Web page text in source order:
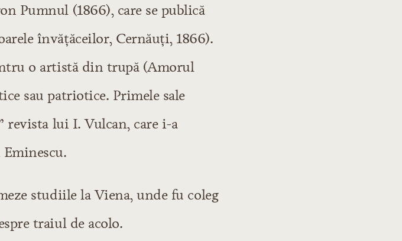
Pumnul (1866), care se publică
învăţăceilor, Cernăuţi, 1866).
o artistă din trupă (Amorul
sau patriotice. Primele sale
revista lui I. Vulcan, care i-a
studiile la Viena, unde fu coleg
traiul de acolo.